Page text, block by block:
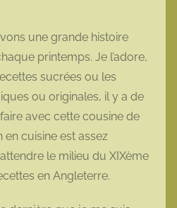
une grande histoire
printemps. Je l’adore,
sucrées ou les
ou originales, il y a de
avec cette cousine de
en cuisine est assez
le milieu du XIXème
en Angleterre.